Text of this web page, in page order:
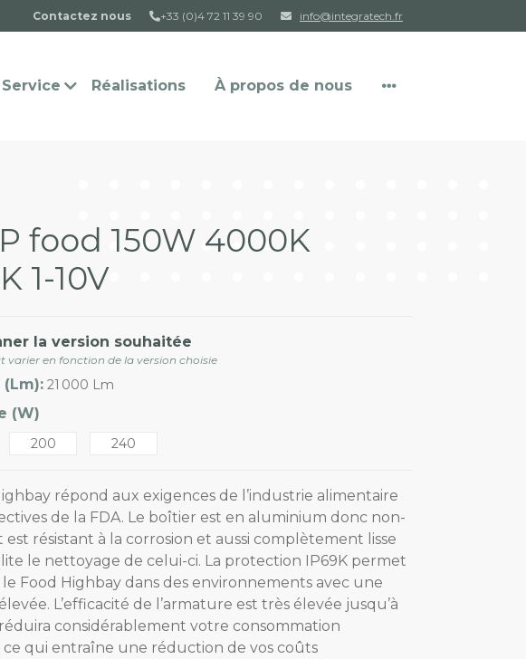
Contactez nous +33 (0)4 72 11 39 90 info@integratech.fr
Service
fréquemment
Réalisations À propos de nous
food 150W 4000K
1-10V
la version souhaitée
varier en fonction de la version choisie
21 000 Lm
(W)
200 240
répond aux exigences de l’industrie alimentaire
de la FDA. Le boîtier est en aluminium donc non-
résistant à la corrosion et aussi complètement lisse
le nettoyage de celui-ci. La protection IP69K permet
le Food Highbay dans des environnements avec une
L’efficacité de l’armature est très élevée jusqu’à
considérablement votre consommation
ce qui entraîne une réduction de vos coûts